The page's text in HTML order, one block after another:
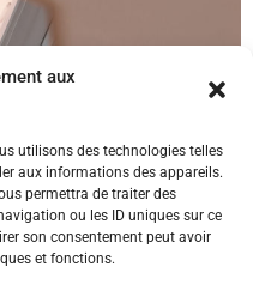
aux
utilisons des technologies telles
aux informations des appareils.
permettra de traiter des
ou les ID uniques sur ce
son consentement peut avoir
et fonctions.